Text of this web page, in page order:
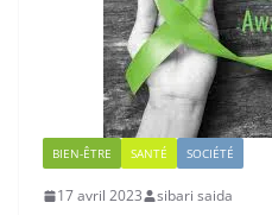
BIEN-ÊTRE SANTÉ SOCIÉTÉ
17 avril 2023 sibari saida